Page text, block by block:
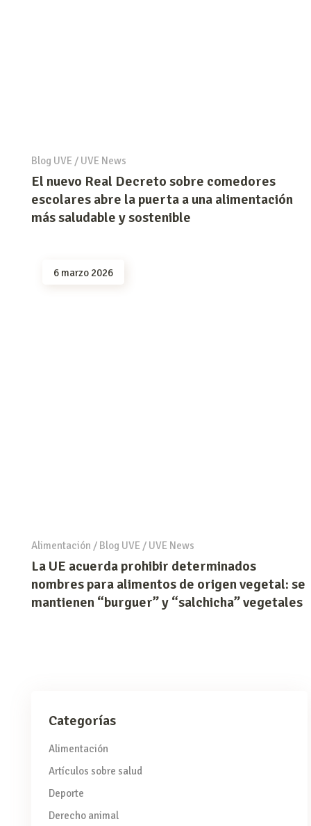
Blog UVE/ UVE News
El nuevo Real Decreto sobre comedores
escolares abre la puerta a una alimentación
más saludable y sostenible
6 marzo 2026
Alimentación / Blog UVE/ UVE News
La UE acuerda prohibir determinados
nombres para alimentos de origen vegetal: se
mantienen “burguer” y “salchicha” vegetales
Categorías
Alimentación
Artículos sobre salud
Deporte
Derecho animal